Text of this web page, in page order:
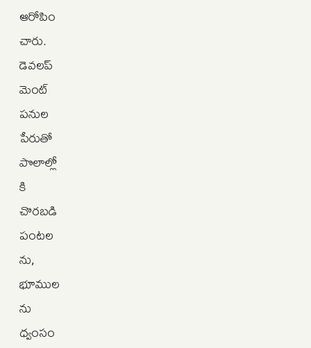
ఆరోపిం
చారు.
డెవలప్‌
మెంట్‌
పనుల
పేరుతో
పొలాల్లో
కి
చొరబడి
పంటల
ను,
భూముల
ను
ధ్వంసం